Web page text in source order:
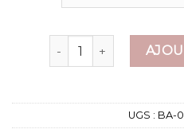
quantité de short
UGS : BA-